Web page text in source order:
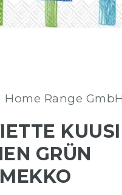
Home Range GmbH
GRÜN